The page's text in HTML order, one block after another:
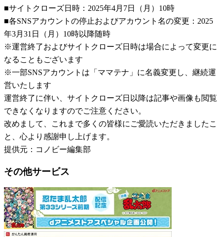
■サイトクローズ日時：2025年4月7日（月）10時
■各SNSアカウントの停止およびアカウント名の変更：2025
年3月31日（月）10時以降随時
※運営終了およびサイトクローズ日時は場合によって変更に
なることもございます
※一部SNSアカウントは「ママテナ」に名義変更し、継続運
営いたします
運営終了に伴い、サイトクローズ日以降は記事や画像も閲覧
できなくなりますのでご注意ください。
改めまして、これまで多くの皆様にご愛読いただきましたこ
と、心より感謝申し上げます。
提供元：コノビー編集部
その他サービス